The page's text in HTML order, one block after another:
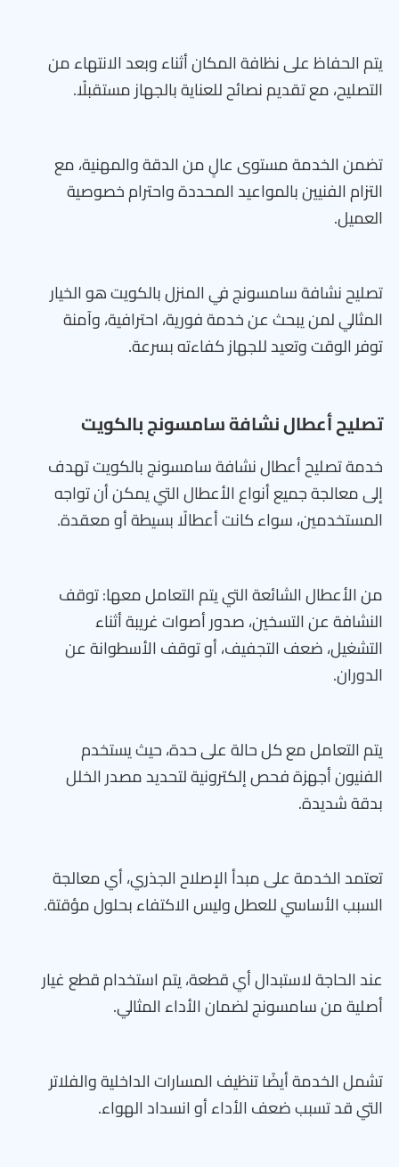
يتم الحفاظ على نظافة المكان أثناء وبعد الانتهاء من
التصليح، مع تقديم نصائح للعناية بالجهاز مستقبلًا.
تضمن الخدمة مستوى عالٍ من الدقة والمهنية، مع
التزام الفنيين بالمواعيد المحددة واحترام خصوصية
العميل.
تصليح نشافة سامسونج في المنزل بالكويت هو الخيار
المثالي لمن يبحث عن خدمة فورية، احترافية، وآمنة
توفر الوقت وتعيد للجهاز كفاءته بسرعة.
تصليح أعطال نشافة سامسونج بالكويت
خدمة تصليح أعطال نشافة سامسونج بالكويت تهدف
إلى معالجة جميع أنواع الأعطال التي يمكن أن تواجه
المستخدمين، سواء كانت أعطالًا بسيطة أو معقدة.
من الأعطال الشائعة التي يتم التعامل معها: توقف
النشافة عن التسخين، صدور أصوات غريبة أثناء
التشغيل، ضعف التجفيف، أو توقف الأسطوانة عن
الدوران.
يتم التعامل مع كل حالة على حدة، حيث يستخدم
الفنيون أجهزة فحص إلكترونية لتحديد مصدر الخلل
بدقة شديدة.
تعتمد الخدمة على مبدأ الإصلاح الجذري، أي معالجة
السبب الأساسي للعطل وليس الاكتفاء بحلول مؤقتة.
عند الحاجة لاستبدال أي قطعة، يتم استخدام قطع غيار
أصلية من سامسونج لضمان الأداء المثالي.
تشمل الخدمة أيضًا تنظيف المسارات الداخلية والفلاتر
التي قد تسبب ضعف الأداء أو انسداد الهواء.